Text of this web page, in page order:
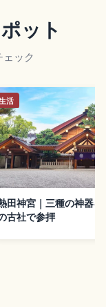
ット
ック
活
田神宮｜三種の神器を
古社で参拝